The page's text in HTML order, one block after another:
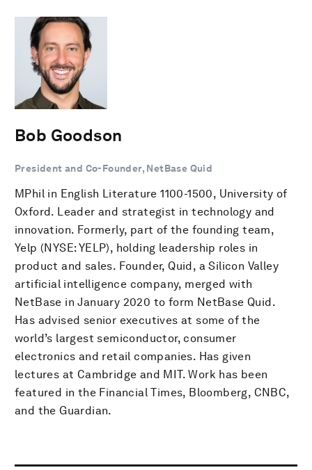
Bob Goodson
President and Co-Founder, NetBase Quid
MPhil in English Literature 1100-1500, University of
Oxford. Leader and strategist in technology and
innovation. Formerly, part of the founding team,
Yelp (NYSE: YELP), holding leadership roles in
product and sales. Founder, Quid, a Silicon Valley
artificial intelligence company, merged with
NetBase in January 2020 to form NetBase Quid.
Has advised senior executives at some of the
world’s largest semiconductor, consumer
electronics and retail companies. Has given
lectures at Cambridge and MIT. Work has been
featured in the Financial Times, Bloomberg, CNBC,
and the Guardian.